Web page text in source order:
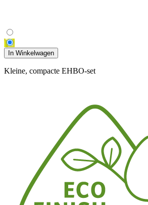
In Winkelwagen
Kleine, compacte EHBO-set